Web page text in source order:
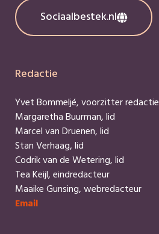
Sociaalbestek.nl
Redactie
Yvet Bommeljé, voorzitter redactie
Margaretha Buurman, lid
Marcel van Druenen, lid
Stan Verhaag, lid
Codrik van de Wetering, lid
Tea Keijl, eindredacteur
Maaike Gunsing, webredacteur
Email